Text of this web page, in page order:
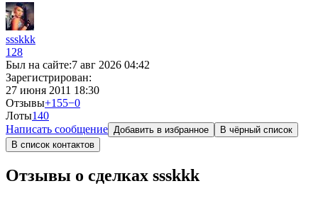
ssskkk
128
Был на сайте:7 авг 2026 04:42
Зарегистрирован:
27 июня 2011 18:30
Отзывы+155−0
Лоты140
Написать сообщение Добавить в избранное
В чёрный список
В список контактов
Отзывы о сделках ssskkk